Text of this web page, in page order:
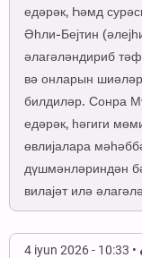
едәрәк, Һәмд
Әһли-Бејтин
әлагәләндириб
вә онларын
билдиләр. Сонра
едәрәк, һәгиги
өвлијалара
дүшмәнләриндән
вилајәт илә
4 iyun 2026 - 10:33